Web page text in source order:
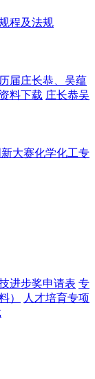
程及法规
历届庄长恭、吴蕴
料下载 庄长恭吴
大赛化学化工专
进步奖申请表 专
）
人才培育专项